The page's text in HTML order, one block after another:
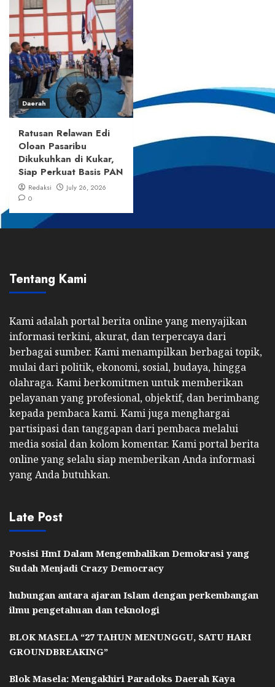
Daerah
Ratusan Relawan Edi
Oloan Pasaribu
Dikukuhkan di Kukar,
Siap Perkuat Basis PAN
Redaksi
July 26, 2026
0
Tentang Kami
Kami adalah portal berita online yang menyajikan
informasi terkini, akurat, dan terpercaya dari
berbagai sumber. Kami menampilkan berbagai topik,
mulai dari politik, ekonomi, sosial, budaya, hingga
olahraga. Kami berkomitmen untuk memberikan
pelayanan yang profesional, objektif, dan berimbang
kepada pembaca kami. Kami juga menghargai
partisipasi dan tanggapan dari pembaca melalui
media sosial dan kolom komentar. Kami portal berita
online yang selalu siap memberikan Anda informasi
yang Anda butuhkan.
Late Post
Posisi HmI Dalam Mengembalikan Demokrasi yang
Sudah Menjadi Crazy Democracy
hubungan antara ajaran Islam dengan perkembangan
ilmu pengetahuan dan teknologi
BLOK MASELA “27 TAHUN MENUNGGU, SATU HARI
GROUNDBREAKING”
Blok Masela: Mengakhiri Paradoks Daerah Kaya